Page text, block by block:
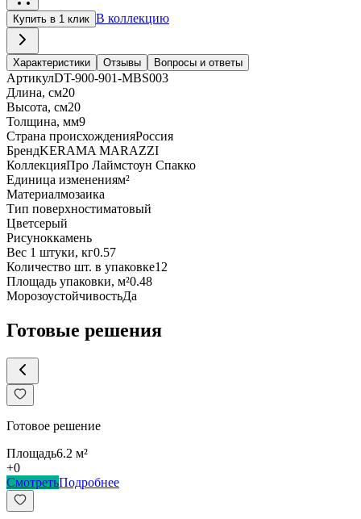
Купить в 1 клик В коллекцию
Характеристики Отзывы Вопросы и ответы
АртикулDT-900-901-MBS003
Длина, см20
Высота, см20
Толщина, мм9
Страна происхожденияРоссия
БрендKERAMA MARAZZI
КоллекцияПро Лаймстоун Спакко
Единица изменениям²
Материалмозаика
Тип поверхностиматовый
Цветсерый
Рисуноккамень
Вес 1 штуки, кг0.57
Количество шт. в упаковке12
Площадь упаковки, м²0.48
МорозоустойчивостьДа
Готовые решения
Готовое решение
Площадь6.2 м²
+0
СмотретьПодробнее